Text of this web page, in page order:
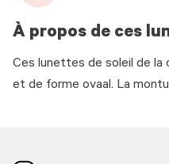
À propos de ces
Ces lunettes de soleil de la
et de forme ovaal. La